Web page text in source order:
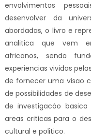
envolvimentos
desenvolver da
abordadas, o livro e
analitica que vem
africanos, sendo
experiencias vividas
de fornecer uma visao
de possibilidades de
de investigacào
areas criticas para o
cultural e politico.